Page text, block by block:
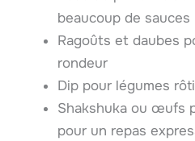
beaucoup de
Ragoûts et daubes
rondeur
Dip pour légumes
Shakshuka ou œufs
pour un repas